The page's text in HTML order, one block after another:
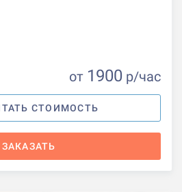
от 1900 р/час
СТОИМОСТЬ
ЗАКАЗАТЬ